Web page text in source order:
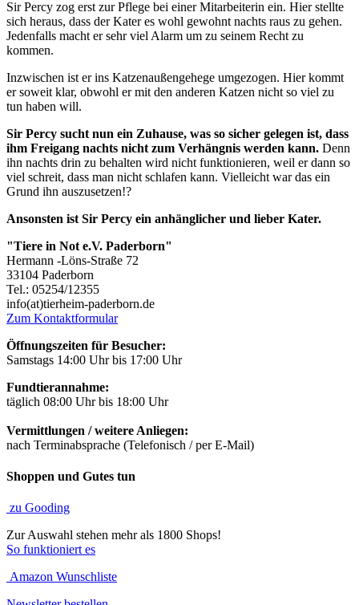
Sir Percy zog erst zur Pflege bei einer Mitarbeiterin ein. Hier stellte
sich heraus, dass der Kater es wohl gewohnt nachts raus zu gehen.
Jedenfalls macht er sehr viel Alarm um zu seinem Recht zu
kommen.
Inzwischen ist er ins Katzenaußengehege umgezogen. Hier kommt
er soweit klar, obwohl er mit den anderen Katzen nicht so viel zu
tun haben will.
Sir Percy sucht nun ein Zuhause, was so sicher gelegen ist, dass
ihm Freigang nachts nicht zum Verhängnis werden kann. Denn
ihn nachts drin zu behalten wird nicht funktionieren, weil er dann so
viel schreit, dass man nicht schlafen kann. Vielleicht war das ein
Grund ihn auszusetzen!?
Ansonsten ist Sir Percy ein anhänglicher und lieber Kater.
"Tiere in Not e.V. Paderborn"
Hermann -Löns-Straße 72
33104 Paderborn
Tel.: 05254/12355
info(at)tierheim-paderborn.de
Zum Kontaktformular
Öffnungszeiten für Besucher:
Samstags 14:00 Uhr bis 17:00 Uhr
Fundtierannahme:
täglich 08:00 Uhr bis 18:00 Uhr
Vermittlungen / weitere Anliegen:
nach Terminabsprache (Telefonisch / per E-Mail)
Shoppen und Gutes tun
zu Gooding
Zur Auswahl stehen mehr als 1800 Shops!
So funktioniert es
Amazon Wunschliste